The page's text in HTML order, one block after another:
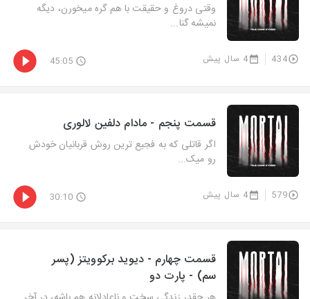
وقتی دروغ و حقیقت با هم گره میخورن، دیگه
نمیشه گنا...
434 4 سال پیش 45:05
قسمت پنجم - مادام دلفین لالوری
اگر قاتلی که به فجیع ترین روش قربانیان خودش
رو میک...
579 4 سال پیش 30:10
قسمت چهارم - دیوید برکوویتز (پسر
سم) - پارت دو